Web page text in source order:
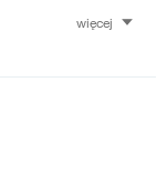
więcej